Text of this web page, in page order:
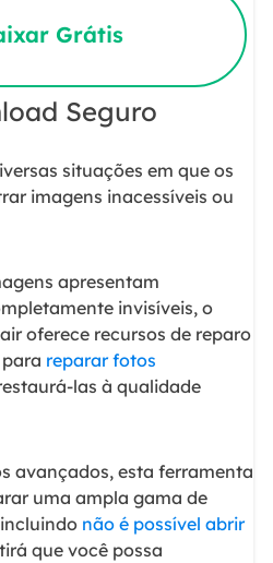
Grátis
Seguro
situações em que os
imagens inacessíveis ou
apresentam
invisíveis, o
oferece recursos de reparo
reparar fotos
las à qualidade
avançados, esta ferramenta
uma ampla gama de
não é possível abrir
que você possa